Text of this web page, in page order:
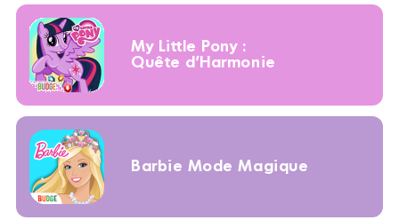
My Little Pony :
Quête d'Harmonie
Barbie Mode Magique